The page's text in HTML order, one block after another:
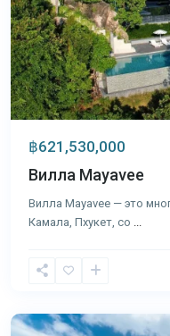
฿621,530,000
Вилла Mayavee
Вилла Mayavee — это
Камала, Пхукет, со
Яму